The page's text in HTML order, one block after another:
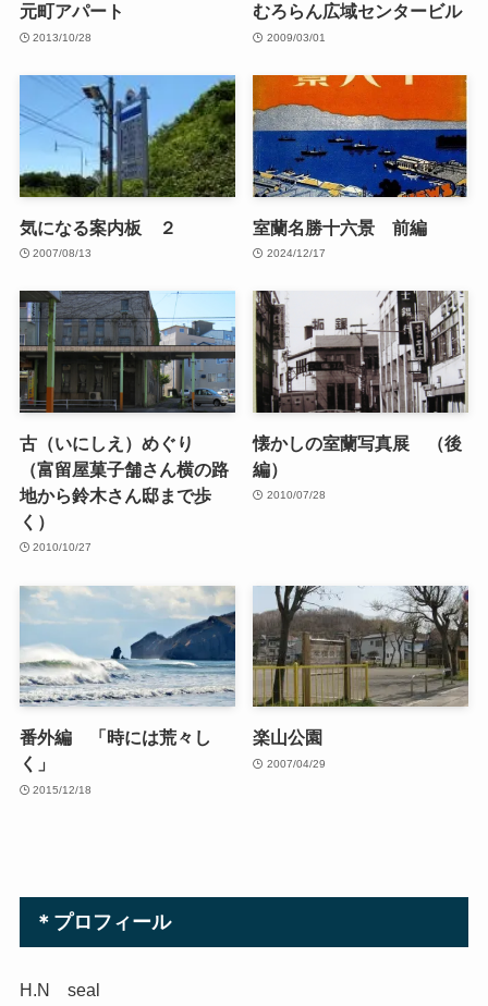
元町アパート
2013/10/28
むろらん広域センタービル
2009/03/01
気になる案内板 ２
2007/08/13
室蘭名勝十六景 前編
2024/12/17
古（いにしえ）めぐり
（富留屋菓子舗さん横の路
地から鈴木さん邸まで歩
く）
2010/10/27
懐かしの室蘭写真展 （後
編）
2010/07/28
番外編 「時には荒々し
く」
2015/12/18
楽山公園
2007/04/29
＊プロフィール
H.N seal